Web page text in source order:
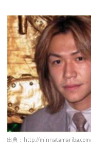
出典：http://